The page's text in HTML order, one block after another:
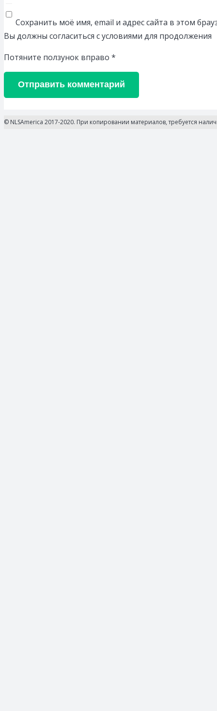
Сохранить моё имя, email и адрес сайта в этом
Вы должны согласиться с условиями для продолжения
Потяните ползунок вправо *
Отправить комментарий
© NLSAmerica 2017-2020. При копировании материалов, требуется